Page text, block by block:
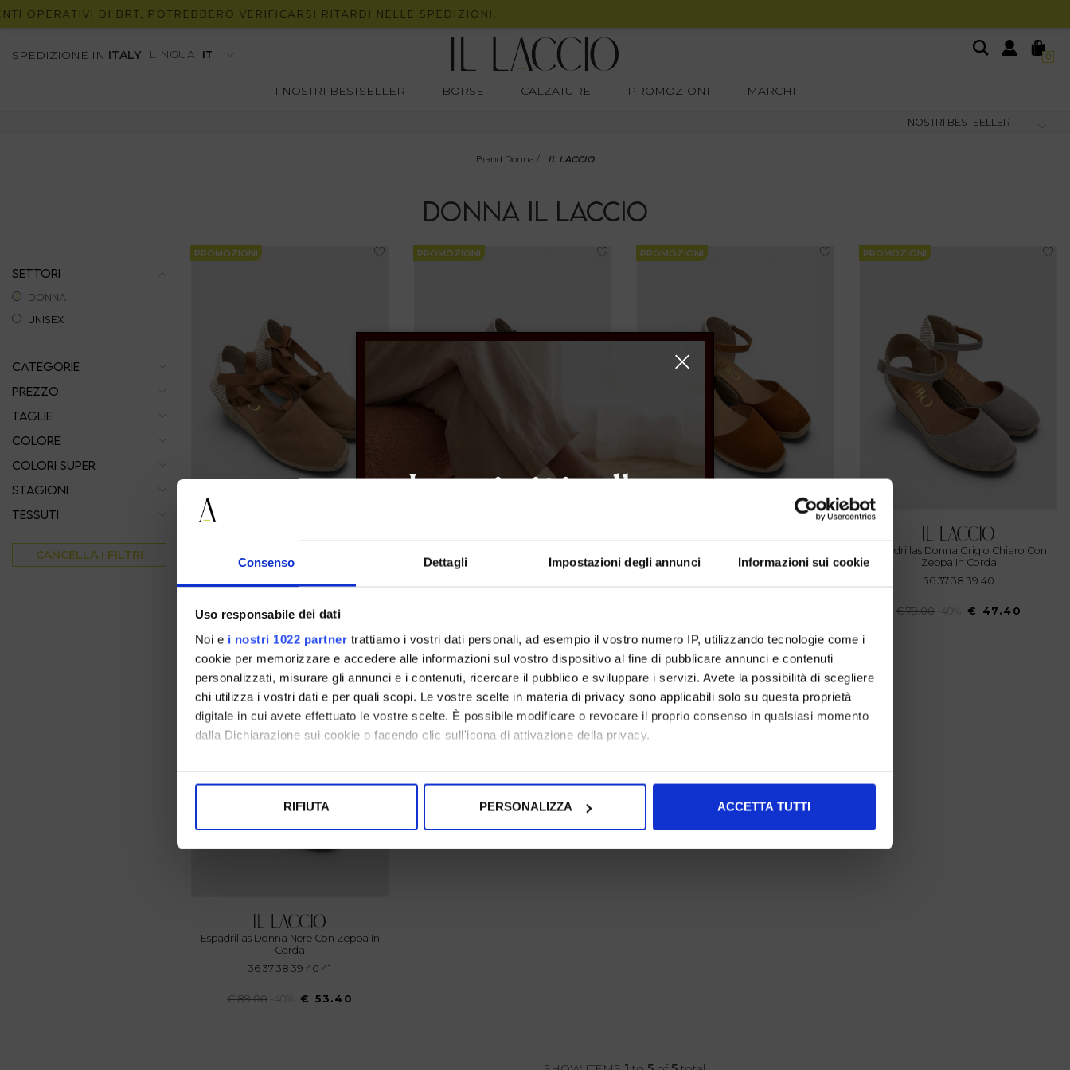
Consenso Dettagli Impostazioni degli annunci Informazioni sui cookie
Uso responsabile dei dati
Noi e i nostri 1022 partner trattiamo i vostri dati personali, ad esempio il vostro numero IP, utilizzando tecnologie come i
cookie per memorizzare e accedere alle informazioni sul vostro dispositivo al fine di pubblicare annunci e contenuti
personalizzati, misurare gli annunci e i contenuti, ricercare il pubblico e sviluppare i servizi. Avete la possibilità di scegliere
chi utilizza i vostri dati e per quali scopi. Le vostre scelte in materia di privacy sono applicabili solo su questa proprietà
digitale in cui avete effettuato le vostre scelte. È possibile modificare o revocare il proprio consenso in qualsiasi momento
dalla Dichiarazione sui cookie o facendo clic sull'icona di attivazione della privacy.
Con il tuo consenso, vorremmo anche:
Identificare il tuo dispositivo, scansionandolo attivamente alla ricerca di caratteristiche specifiche (impronte
digitali).
Approfondisci come vengono elaborati i tuoi dati personali e imposta le tue preferenze nella
Utilizziamo i cookie per personalizzare contenuti ed annunci, per fornire funzionalità dei social media e per analizzare il
nostro traffico. Condividiamo inoltre informazioni sul modo in cui utilizza il nostro sito con i nostri partner che si occupano
di analisi dei dati web, pubblicità e social media, i quali potrebbero combinarle con altre informazioni che ha fornito loro o
che hanno raccolto dal suo utilizzo dei loro servizi.
RIFIUTA PERSONALIZZA ACCETTA TUTTI
OPERATIVI DI BRT, POTREBBERO VERIFICARSI RITARDI NELLE SPEDIZIONI.
SPEDIZIONE IN ITALY LINGUA 0
I NOSTRI BESTSELLER BORSE CALZATURE PROMOZIONI MARCHI
Brand Donna / IL LACCIO
DONNA IL LACCIO
SETTORI
DONNA
UNISEX
CATEGORIE
PREZZO
TAGLIE
COLORE
COLORI SUPER
STAGIONI
TESSUTI
CANCELLA I FILTRI
PROMOZIONI
37 38 39 40 41
€ 69.00 -40% € 41.40
PROMOZIONI PROMOZIONI
Corda
PROMOZIONI
Zeppa In Corda
36 37 38 39 40
€ 79.00 -40% € 47.40
PROMOZIONI
Espadrillas Donna Nere Con Zeppa In
Corda
36 37 38 39 40 41
€ 89.00 -40% € 53.40